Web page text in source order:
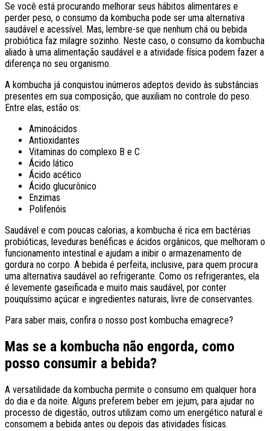
Se você está procurando melhorar seus hábitos alimentares e
perder peso, o consumo da kombucha pode ser uma alternativa
saudável e acessível. Mas, lembre-se que nenhum chá ou bebida
probiótica faz milagre sozinho. Neste caso, o consumo da kombucha
aliado à uma alimentação saudável e a atividade física podem fazer a
diferença no seu organismo.
A kombucha já conquistou inúmeros adeptos devido às substâncias
presentes em sua composição, que auxiliam no controle do peso.
Entre elas, estão os:
Aminoácidos
Antioxidantes
Vitaminas do complexo B e C
Ácido lático
Ácido acético
Ácido glucurônico
Enzimas
Polifenóis
Saudável e com poucas calorias, a kombucha é rica em bactérias
probióticas, leveduras benéficas e ácidos orgânicos, que melhoram o
funcionamento intestinal e ajudam a inibir o armazenamento de
gordura no corpo. A bebida é perfeita, inclusive, para quem procura
uma alternativa saudável ao refrigerante. Como os refrigerantes, ela
é levemente gaseificada e muito mais saudável, por conter
pouquíssimo açúcar e ingredientes naturais, livre de conservantes.
Para saber mais, confira o nosso post kombucha emagrece?
Mas se a kombucha não engorda, como
posso consumir a bebida?
A versatilidade da kombucha permite o consumo em qualquer hora
do dia e da noite. Alguns preferem beber em jejum, para ajudar no
processo de digestão, outros utilizam como um energético natural e
consomem a bebida antes ou depois das atividades físicas.